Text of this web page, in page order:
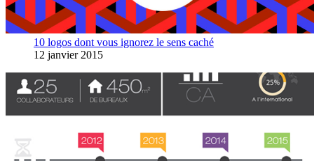
10 logos dont vous ignorez le sens caché
12 janvier 2015